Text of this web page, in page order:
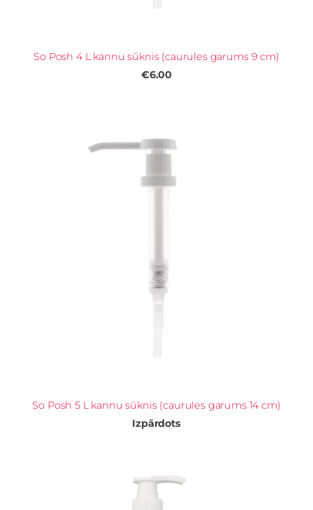
So Posh 4 L kannu sūknis (caurules garums 9 cm)
€6.00
So Posh 5 L kannu sūknis (caurules garums 14 cm)
Izpārdots